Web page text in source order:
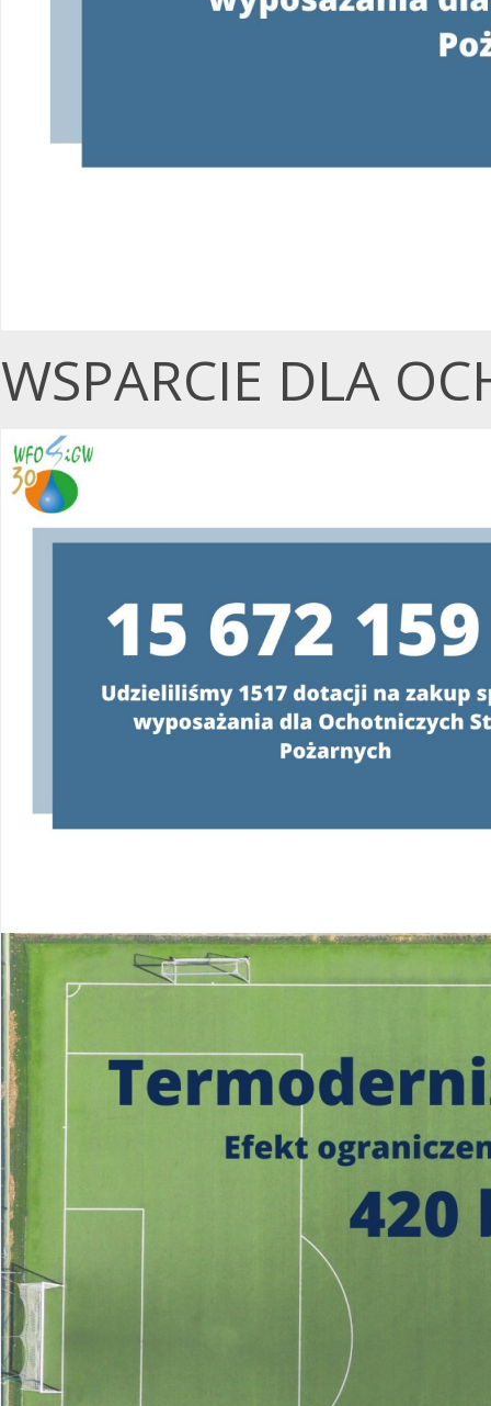
WSPARCIE DLA
Wojewódzki Fundusz Ochrony
Konsultanci obsługujący infolinię,
o programie oraz wyjaśniać
od poniedziałku do
w godzinachod 8:00 do
22 340 40 80
https://